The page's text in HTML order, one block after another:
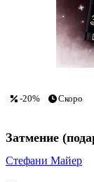
-20% Скоро
Затмение
Стефани Майер